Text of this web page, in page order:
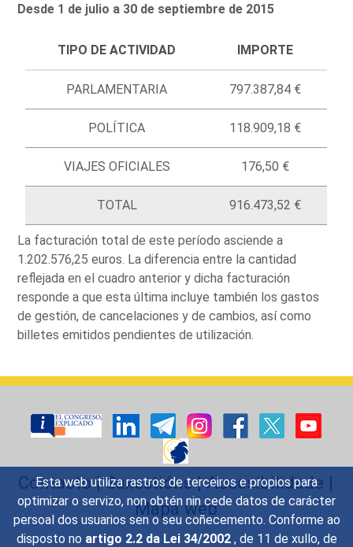
Esta web utiliza rastros de terceiros e propios para
optimizar o servizo, non obtén nin cede datos de carácter
persoal dos usuarios sen o seu coñecemento. Conforme ao
disposto no artigo 2.2 da Lei 34/2002 , de 11 de xullo, de
Desde 1 de julio a 30 de septiembre de 2015
TIPO DE ACTIVIDAD IMPORTE
PARLAMENTARIA 797.387,84 €
POLÍTICA 118.909,18 €
VIAJES OFICIALES 176,50 €
TOTAL 916.473,52 €
La facturación total de este período asciende a
1.202.576,25 euros. La diferencia entre la cantidad
reflejada en el cuadro anterior y dicha facturación
responde a que esta última incluye también los gastos
de gestión, de cancelaciones y de cambios, así como
billetes emitidos pendientes de utilización.
Contacto|Suxestións|Accesibilidade |
Mapa web